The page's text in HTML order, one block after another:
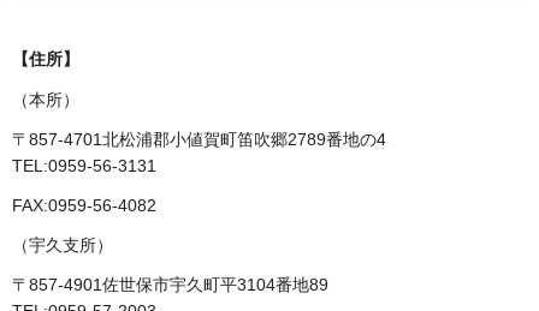
【住所】
（本所）
〒857-4701北松浦郡小値賀町笛吹郷2789番地の4
TEL:0959-56-3131
FAX:0959-56-4082
（宇久支所）
〒857-4901佐世保市宇久町平3104番地89